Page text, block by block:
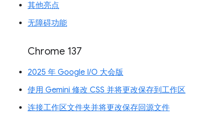
其他亮点
无障碍功能
Chrome 137
2025 年 Google I/O 大会版
使用 Gemini 修改 CSS 并将更改保存到工作区
连接工作区文件夹并将更改保存回源文件